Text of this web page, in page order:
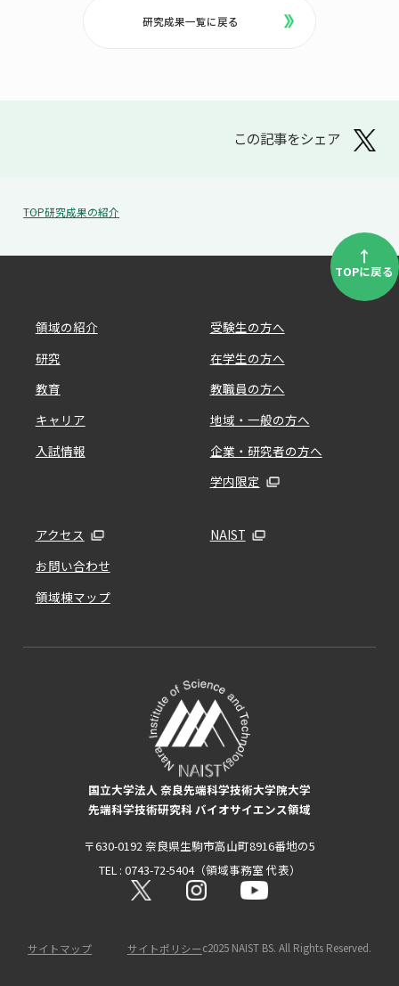
研究成果一覧に戻る
この記事をシェア
TOP研究成果の紹介
↑
TOPに戻る
領域の紹介
研究
教育
キャリア
入試情報
受験生の方へ
在学生の方へ
教職員の方へ
地域・一般の方へ
企業・研究者の方へ
学内限定
アクセス
お問い合わせ
領域棟マップ
NAIST
国立大学法人 奈良先端科学技術大学院大学
先端科学技術研究科 バイオサイエンス領域
〒630-0192 奈良県生駒市高山町8916番地の5
TEL : 0743-72-5404（領域事務室 代表）
サイトマップ サイトポリシーc2025 NAIST BS. All Rights Reserved.